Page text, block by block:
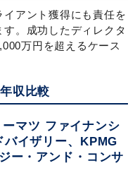
アント獲得にも責任を
。成功したディレクタ
万円を超えるケース
収比較
マツ ファイナンシ
バイザリー、KPMG
ー・アンド・コンサ